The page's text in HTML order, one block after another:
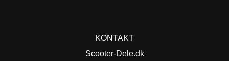
KONTAKT
Scooter-Dele.dk